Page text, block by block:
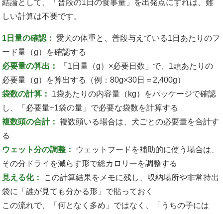
結論として、「普段の1日の食事量」を出発点にすれば、難
しい計算は不要です。
1日量の確認： 愛犬の体重と、普段与えている1日あたりのフ
ード量（g）を確認する
必要量の算出：
「1日量（g）×必要日数」で、1頭あたりの
必要量（g）を算出する（例：80g×30日＝2,400g）
袋数の計算：
1袋あたりの内容量（kg）をパッケージで確認
し、「必要量÷1袋の量」で必要な袋数を計算する
複数頭の合計： 複数頭いる場合は、犬ごとの必要量を合計す
る
ウェット分の調整：
ウェットフードを補助的に使う場合は、
その分ドライを減らす形で総カロリーを調整する
見える化：
この計算結果をメモに残し、収納場所や非常持出
袋に「誰が見ても分かる形」で貼っておく
この流れで、「何となく多め」ではなく、「うちの子には